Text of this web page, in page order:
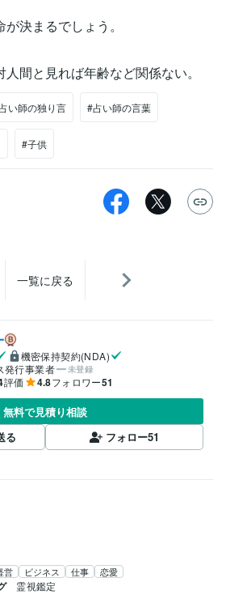
決まるでしょう。
間と見れば年齢など関係ない。
い師の独り言 #占い師の言葉
#子供
一覧に戻る
機密保持契約(NDA)
発行事業者
未登録
評価 4.8フォロワー51
無料で見積り相談
る
フォロー51
営 ビジネス 仕事 恋愛
霊視鑑定